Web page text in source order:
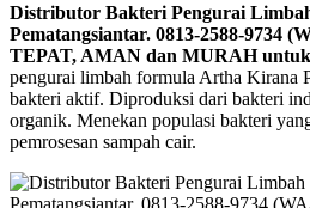
Distributor Bakteri Pengurai
Pematangsiantar. 0813-2588-9734
TEPAT, AMAN dan MURAH
pengurai limbah formula Artha Kirana
bakteri aktif. Diproduksi dari bakteri
organik. Menekan populasi bakteri
pemrosesan sampah cair.